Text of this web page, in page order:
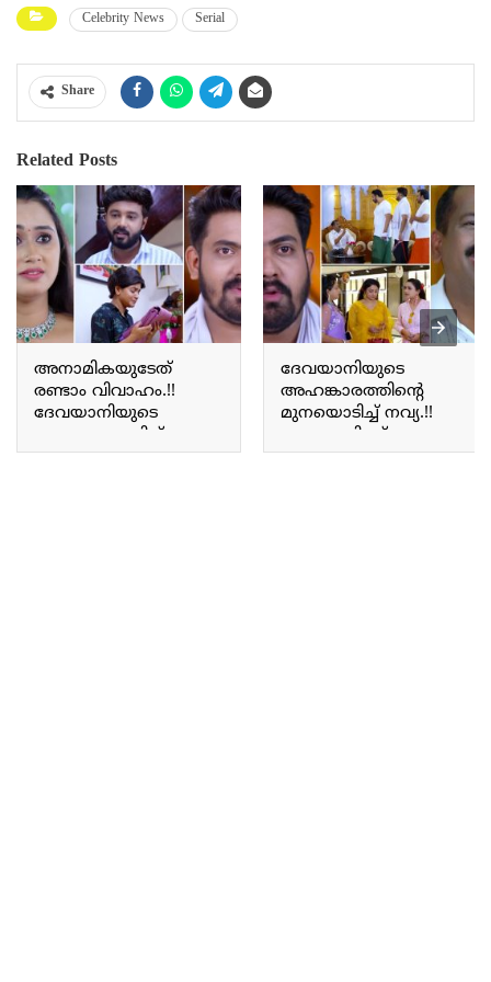
Celebrity News Serial
Share
Related Posts
അനാമികയുടേത്
രണ്ടാം വിവാഹം.!!
ദേവയാനിയുടെ
അഹങ്കാരത്തിന്
എട്ടിന്റെ പണികൊടുത്ത്
ദേവയാനിയുടെ
അഹങ്കാരത്തിന്റെ
മുനയൊടിച്ച് നവ്യ.!!
ദേവയാനിക്ക് നയനയെ
അംഗീകരിക്കേണ്ടി